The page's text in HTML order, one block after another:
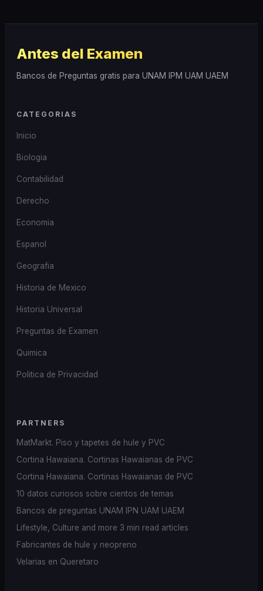
Antes del Examen
Bancos de Preguntas gratis para UNAM IPM UAM UAEM
CATEGORIAS
Inicio
Biologia
Contabilidad
Derecho
Economia
Espanol
Geografia
Historia de Mexico
Historia Universal
Preguntas de Examen
Quimica
Politica de Privacidad
PARTNERS
MatMarkt. Piso y tapetes de hule y PVC
Cortina Hawaiana. Cortinas Hawaianas de PVC
Cortina Hawaiana. Cortinas Hawaianas de PVC
10 datos curiosos sobre cientos de temas
Bancos de preguntas UNAM IPN UAM UAEM
Lifestyle, Culture and more 3 min read articles
Fabricantes de hule y neopreno
Velarias en Queretaro